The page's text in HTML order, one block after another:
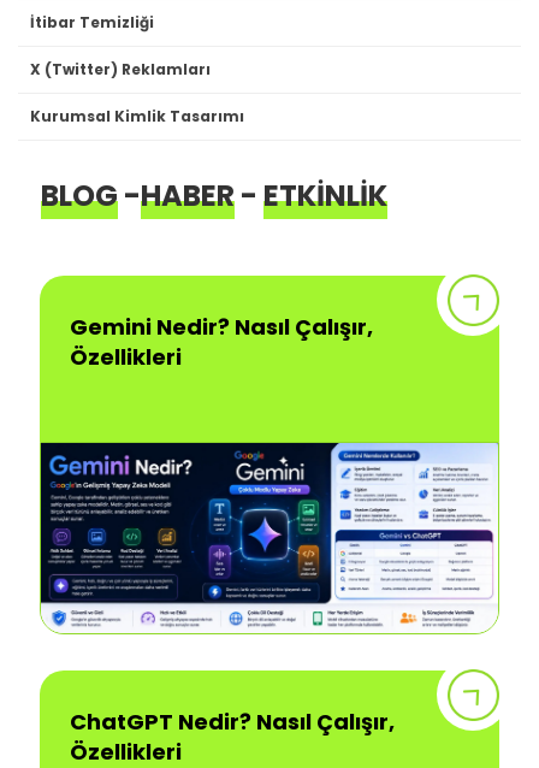
İtibar Temizliği
X (Twitter) Reklamları
Kurumsal Kimlik Tasarımı
BLOG-HABER- ETKİNLİK
Gemini Nedir? Nasıl Çalışır,
Özellikleri
ChatGPT Nedir? Nasıl Çalışır,
Özellikleri